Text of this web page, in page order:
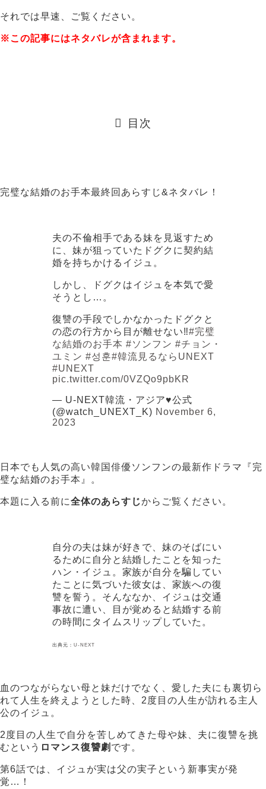
それでは早速、ご覧ください。
※この記事にはネタバレが含まれます。
目次
完璧な結婚のお手本最終回あらすじ&ネタバレ！
夫の不倫相手である妹を見返すため
に、妹が狙っていたドグクに契約結
婚を持ちかけるイジュ。
しかし、ドグクはイジュを本気で愛
そうとし…。
復讐の手段でしかなかったドグクと
の恋の行方から目が離せない‼️#完璧
な結婚のお手本 #ソンフン #チョン・
ユミン #성훈#韓流見るならUNEXT
#UNEXT
pic.twitter.com/0VZQo9pbKR
— U-NEXT韓流・アジア♥公式
(@watch_UNEXT_K) November 6,
2023
日本でも人気の高い韓国俳優ソンフンの最新作ドラマ『完
璧な結婚のお手本』。
本題に入る前に全体のあらすじからご覧ください。
自分の夫は妹が好きで、妹のそばにい
るために自分と結婚したことを知った
ハン・イジュ。家族が自分を騙してい
たことに気づいた彼女は、家族への復
讐を誓う。そんななか、イジュは交通
事故に遭い、目が覚めると結婚する前
の時間にタイムスリップしていた。
出典元： U-NEXT
血のつながらない母と妹だけでなく、愛した夫にも裏切ら
れて人生を終えようとした時、2度目の人生が訪れる主人
公のイジュ。
2度目の人生で自分を苦しめてきた母や妹、夫に復讐を挑
むという ロマンス復讐劇 です。
第6話では、イジュが実は父の実子という新事実が発
覚…！